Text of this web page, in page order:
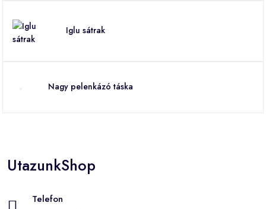
Iglu sátrak
Nagy pelenkázó táska
UtazunkShop
Telefon